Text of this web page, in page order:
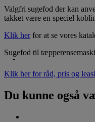
Valgfri sugefod der kan
takket være en speciel
Klik herfor at se vores
-
Sugefod til
Klik her for råd, pris og
Du kunne også